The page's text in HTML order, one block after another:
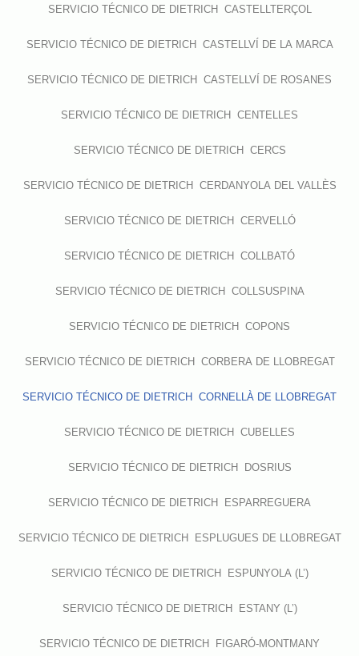
SERVICIO TÉCNICO DE DIETRICH CASTELLTERÇOL
SERVICIO TÉCNICO DE DIETRICH CASTELLVÍ DE LA MARCA
SERVICIO TÉCNICO DE DIETRICH CASTELLVÍ DE ROSANES
SERVICIO TÉCNICO DE DIETRICH CENTELLES
SERVICIO TÉCNICO DE DIETRICH CERCS
SERVICIO TÉCNICO DE DIETRICH CERDANYOLA DEL VALLÈS
SERVICIO TÉCNICO DE DIETRICH CERVELLÓ
SERVICIO TÉCNICO DE DIETRICH COLLBATÓ
SERVICIO TÉCNICO DE DIETRICH COLLSUSPINA
SERVICIO TÉCNICO DE DIETRICH COPONS
SERVICIO TÉCNICO DE DIETRICH CORBERA DE LLOBREGAT
SERVICIO TÉCNICO DE DIETRICH CORNELLÀ DE LLOBREGAT
SERVICIO TÉCNICO DE DIETRICH CUBELLES
SERVICIO TÉCNICO DE DIETRICH DOSRIUS
SERVICIO TÉCNICO DE DIETRICH ESPARREGUERA
SERVICIO TÉCNICO DE DIETRICH ESPLUGUES DE LLOBREGAT
SERVICIO TÉCNICO DE DIETRICH ESPUNYOLA (L’)
SERVICIO TÉCNICO DE DIETRICH ESTANY (L’)
SERVICIO TÉCNICO DE DIETRICH FIGARÓ-MONTMANY